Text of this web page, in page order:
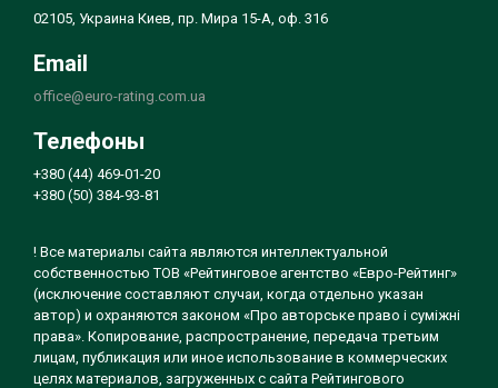
02105, Украина Киев, пр. Мира 15-А, оф. 316
Email
office@euro-rating.com.ua
Телефоны
+380 (44) 469-01-20
+380 (50) 384-93-81
! Все материалы сайта являются интеллектуальной
собственностью ТОВ «Рейтинговое агентство «Евро-Рейтинг»
(исключение составляют случаи, когда отдельно указан
автор) и охраняются законом «Про авторське право і суміжні
права». Копирование, распространение, передача третьим
лицам, публикация или иное использование в коммерческих
целях материалов, загруженных с сайта Рейтингового